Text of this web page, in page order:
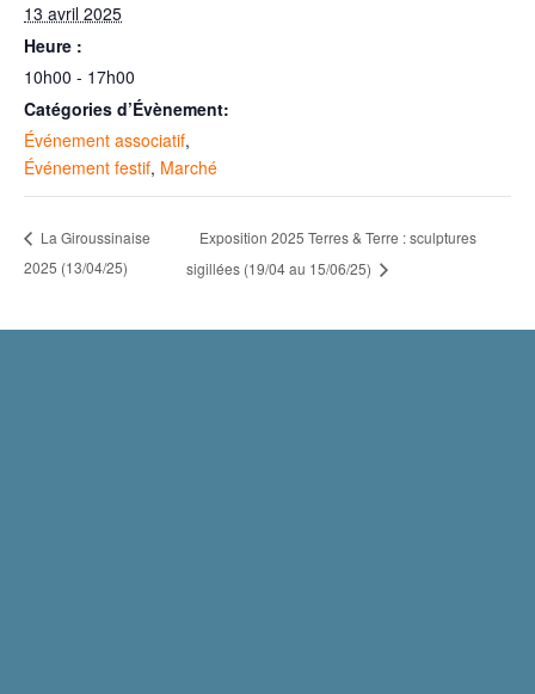
13 avril 2025
Heure :
10h00 - 17h00
Catégories d’Évènement:
Événement associatif,
Événement festif, Marché
La Giroussinaise
2025 (13/04/25)
Exposition 2025 Terres & Terre : sculptures
sigillées (19/04 au 15/06/25)